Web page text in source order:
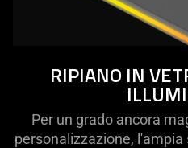
RIPIANO IN
Per un grado ancora
personalizzazione,